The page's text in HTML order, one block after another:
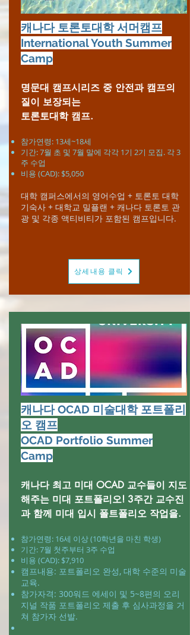
캐나다 토론토대학 서머캠프
International Youth Summer
Camp
명문대 캠프시리즈 중 안전과 캠프의
질이 보장되는
토론토대학 캠프.
참가연령: 13세~18세
​기간: 7월 초 및 7월 말에 각각 1기 2기 모집. 각 3
주 수업
비용 (CAD): $5,050
대학 캠퍼스에서의 영어수업 + 토론토 대학
기숙사 + 대학교 밀플랜 + 캐나다 토론토 관
광 및 각종 액티비티가 포함된 캠프입니다.
상세내용 클릭
캐나다 OCAD 미술대학 포트폴리
오 캠프
OCAD Portfolio Summer
Camp
캐나다 최고 미대 OCAD 교수들이 지도
해주는 미대 포트폴리오! 3주간 교수진
과 함께 미대 입시 폴트폴리오 작업을.
참가연령: 16세 이상 (10학년을 마친 학생)
​기간: 7월 첫주부터 3주 수업
비용 (CAD): $7,910
캠프내용: 포트폴리오 완성, 대학 수준의 미술
교육.
참가자격: 300워드 에세이 및 5~8편의 오리
지널 작품 포트폴리오 제출 후 심사과정을 거
쳐 참가자 선발.